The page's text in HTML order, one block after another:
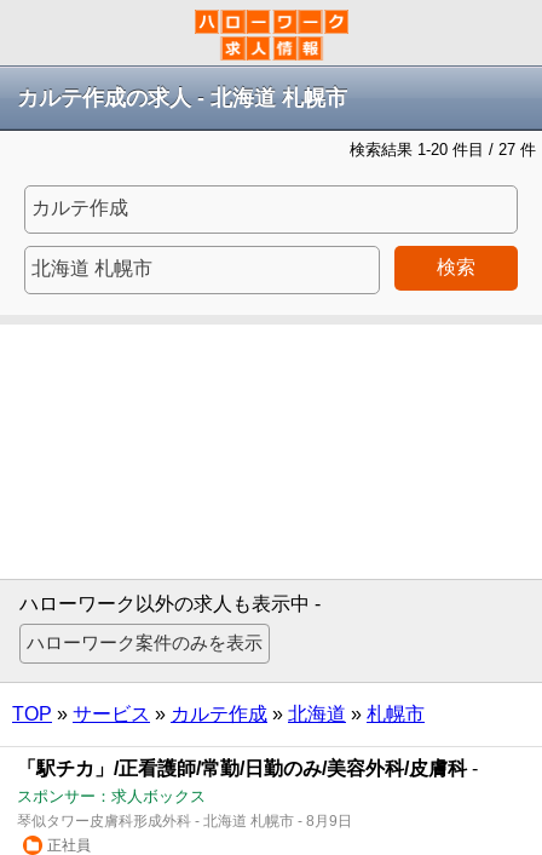
カルテ作成の求人 - 北海道 札幌市
検索結果 1-20 件目 / 27 件
検索
ハローワーク以外の求人も表示中 -
TOP » サービス » カルテ作成 » 北海道 » 札幌市
「駅チカ」/正看護師/常勤/日勤のみ/美容外科/皮膚科-
スポンサー：求人ボックス
琴似タワー皮膚科形成外科 - 北海道 札幌市 - 8月9日
正社員